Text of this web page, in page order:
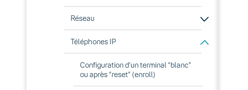
Réseau
Téléphones IP
Configuration d’un terminal “blanc”
ou après “reset” (enroll)